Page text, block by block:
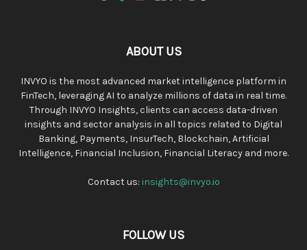
ABOUT US
INVYO is the most advanced market intelligence platform in
FinTech, leveraging AI to analyze millions of data in real time.
Through INVYO Insights, clients can access data-driven
insights and sector analysis in all topics related to Digital
Banking, Payments, InsurTech, Blockchain, Artificial
Intelligence, Financial Inclusion, Financial Literacy and more.
Contact us: insights@invyo.io
FOLLOW US